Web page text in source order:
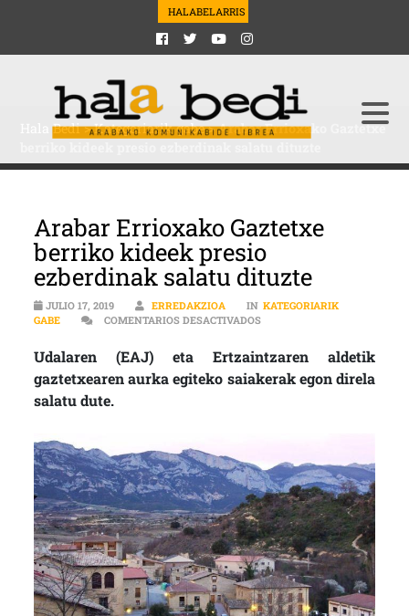
HALABELARRIS
Hala Bedi>Kategoriarik gabe>Arabar Errioxako Gaztetxe
Arabar Errioxako Gaztetxe
berriko kideek presio
ezberdinak salatu dituzte
JULIO 17, 2019 ERREDAKZIOA IN KATEGORIARIK
GABE
COMENTARIOS DESACTIVADOSEN ARABAR ERRIOXAKO
Udalaren (EAJ) eta Ertzaintzaren aldetik
gaztetxearen aurka egiteko saiakerak egon direla
salatu dute.